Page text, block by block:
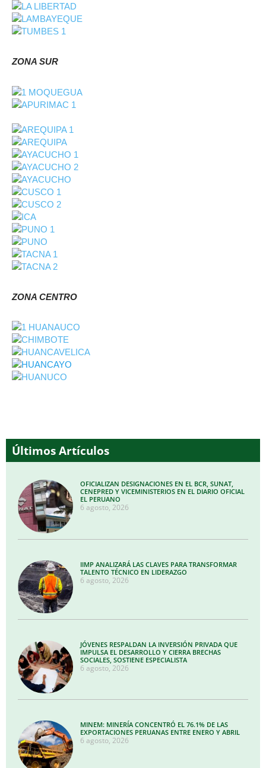
ZONA SUR
ZONA CENTRO
Últimos Artículos
OFICIALIZAN DESIGNACIONES EN EL BCR, SUNAT,
CENEPRED Y VICEMINISTERIOS EN EL DIARIO OFICIAL
EL PERUANO
6 agosto, 2026
IIMP ANALIZARÁ LAS CLAVES PARA TRANSFORMAR
TALENTO TÉCNICO EN LIDERAZGO
6 agosto, 2026
JÓVENES RESPALDAN LA INVERSIÓN PRIVADA QUE
IMPULSA EL DESARROLLO Y CIERRA BRECHAS
SOCIALES, SOSTIENE ESPECIALISTA
6 agosto, 2026
MINEM: MINERÍA CONCENTRÓ EL 76.1% DE LAS
EXPORTACIONES PERUANAS ENTRE ENERO Y ABRIL
6 agosto, 2026